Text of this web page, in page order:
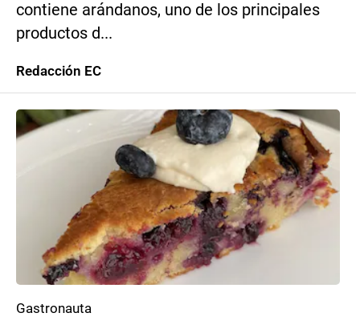
contiene arándanos, uno de los principales
productos d...
Redacción EC
Gastronauta